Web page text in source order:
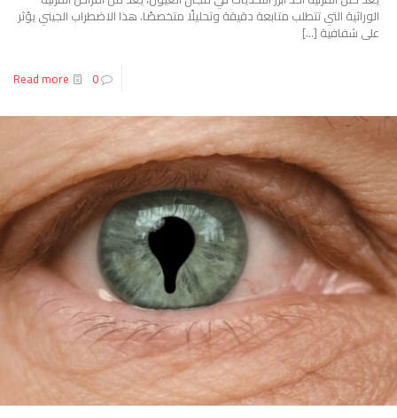
الوراثية التي تتطلب متابعة دقيقة وتحليلًا متخصصًا. هذا الاضطراب الجيني يؤثر
على شفافية […]
0
Read more